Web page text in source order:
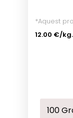
*Aquest
12.00 €/kg.